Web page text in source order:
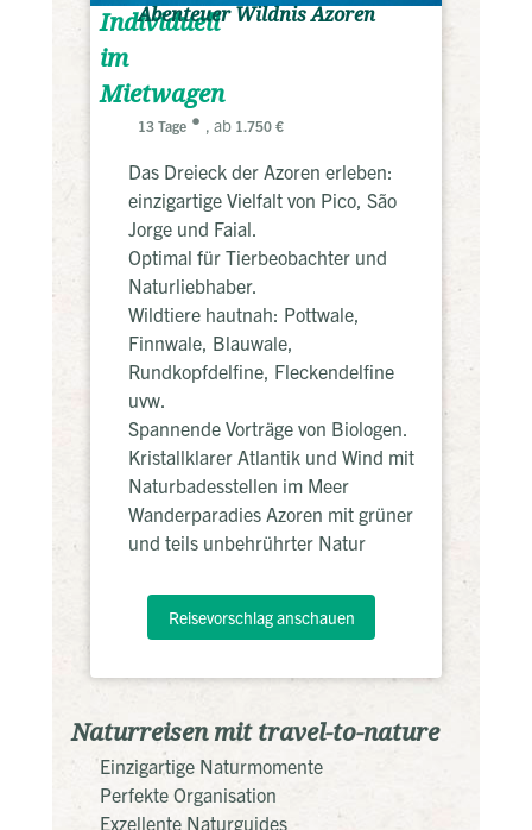
Naturreisen mit travel-to-nature
Einzigartige Naturmomente
Perfekte Organisation
Exzellente Naturguides
Individuell
im
Mietwagen
Abenteuer Wildnis Azoren
13 Tage , ab 1.750 €
Das Dreieck der Azoren erleben:
einzigartige Vielfalt von Pico, São
Jorge und Faial.
Optimal für Tierbeobachter und
Naturliebhaber.
Wildtiere hautnah: Pottwale,
Finnwale, Blauwale,
Rundkopfdelfine, Fleckendelfine
uvw.
Spannende Vorträge von Biologen.
Kristallklarer Atlantik und Wind mit
Naturbadesstellen im Meer
Wanderparadies Azoren mit grüner
und teils unbehrührter Natur
Reisevorschlag anschauen